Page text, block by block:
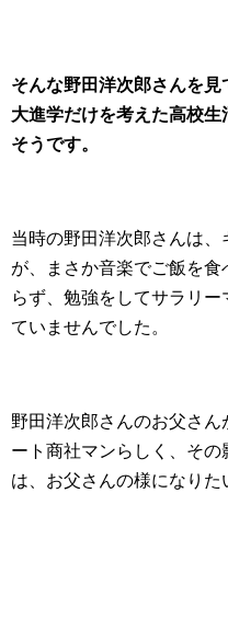
そんな野田洋次郎さんを
大進学だけを考えた高校
そうです。
当時の野田洋次郎さんは
が、まさか音楽でご飯を
らず、勉強をしてサラリ
ていませんでした。
野田洋次郎さんのお父さん
ート商社マンらしく、そ
は、お父さんの様になり